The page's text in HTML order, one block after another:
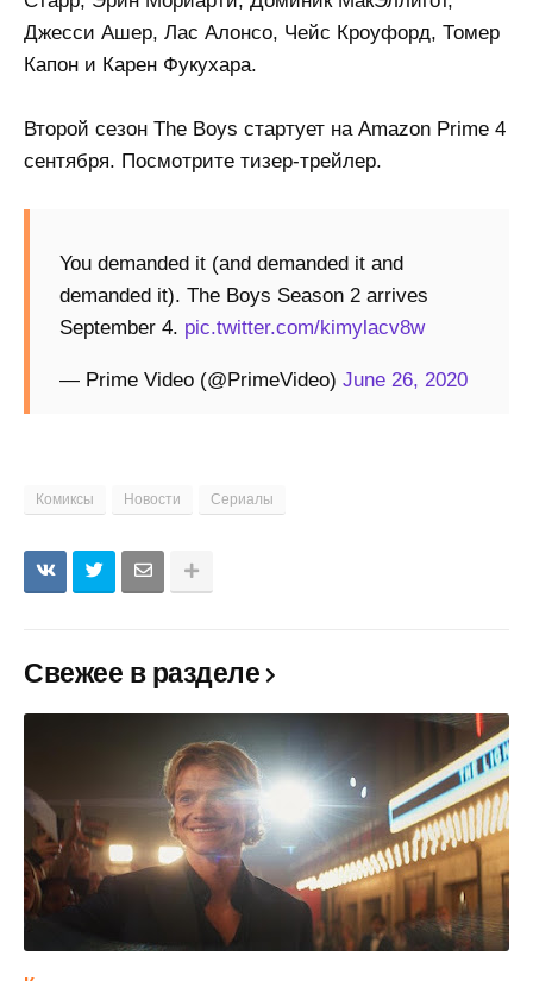
Джесси Ашер, Лас Алонсо, Чейс Кроуфорд, Томер
Капон и Карен Фукухара.
Второй сезон The Boys стартует на Amazon Prime 4
сентября. Посмотрите тизер-трейлер.
You demanded it (and demanded it and
demanded it). The Boys Season 2 arrives
September 4. pic.twitter.com/kimylacv8w
— Prime Video (@PrimeVideo) June 26, 2020
Комиксы Новости Сериалы
Свежее в разделе